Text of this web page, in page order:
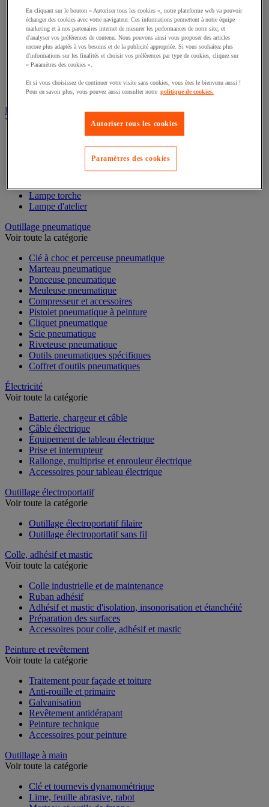
Pointe, clou et agrafe
Cheville et goujon
Poignée de porte, fenêtre et meuble
Paumelle, gond et penture
Rondelle
Douille, insert, ressort et filet rapporté
Antivibratoire
Garniture pour porte, fenêtre et portail
Éclairage
Voir toute la catégorie
Luminaire intérieur et extérieur
Lampe torche
Lampe d'atelier
Outillage pneumatique
Voir toute la catégorie
Clé à choc et perceuse pneumatique
Marteau pneumatique
Ponceuse pneumatique
Meuleuse pneumatique
Compresseur et accessoires
Pistolet pneumatique à peinture
Cliquet pneumatique
Scie pneumatique
Riveteuse pneumatique
Outils pneumatiques spécifiques
Coffret d'outils pneumatiques
Électricité
Voir toute la catégorie
Batterie, chargeur et câble
Câble électrique
Équipement de tableau électrique
Prise et interrupteur
Rallonge, multiprise et enrouleur électrique
Accessoires pour tableau électrique
Outillage électroportatif
Voir toute la catégorie
Outillage électroportatif filaire
Outillage électroportatif sans fil
Colle, adhésif et mastic
Voir toute la catégorie
Colle industrielle et de maintenance
Ruban adhésif
Adhésif et mastic d'isolation, insonorisation et étanchéité
Préparation des surfaces
Accessoires pour colle, adhésif et mastic
Peinture et revêtement
Voir toute la catégorie
Traitement pour façade et toiture
Anti-rouille et primaire
Galvanisation
Revêtement antidérapant
Peinture technique
Accessoires pour peinture
Outillage à main
Voir toute la catégorie
Clé et tournevis dynamométrique
Lime, feuille abrasive, rabot
En cliquant sur le bouton « Autoriser tous les cookies », notre plateforme web va pouvoir
échanger des cookies avec votre navigateur. Ces informations permettent à notre équipe
marketing et à nos partenaires internet de mesurer les performances de notre site, et
d'analyser vos préférences de contenu. Nous pouvons ainsi vous proposer des articles
encore plus adaptés à vos besoins et de la publicité appropriée. Si vous souhaitez plus
d'informations sur les finalités et choisir vos préférences par type de cookies, cliquez sur
« Paramètres des cookies ».
Et si vous choisissez de continuer votre visite sans cookies, vous êtes le bienvenu aussi !
Pour en savoir plus, vous pouvez aussi consulter notre politique de cookies.
Autoriser tous les cookies
Paramètres des cookies